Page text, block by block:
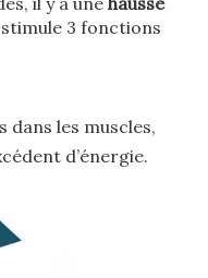
3 fonctions
dans les muscles,
d’énergie.